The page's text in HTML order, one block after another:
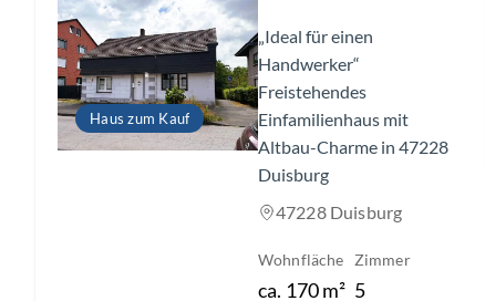
Slide 1 of 22
Haus zum Kauf
„Ideal für einen
Handwerker“
Freistehendes
Einfamilienhaus mit
Altbau-Charme in 47228
Duisburg
47228 Duisburg
Wohnfläche
ca. 170m²
Zimmer
5